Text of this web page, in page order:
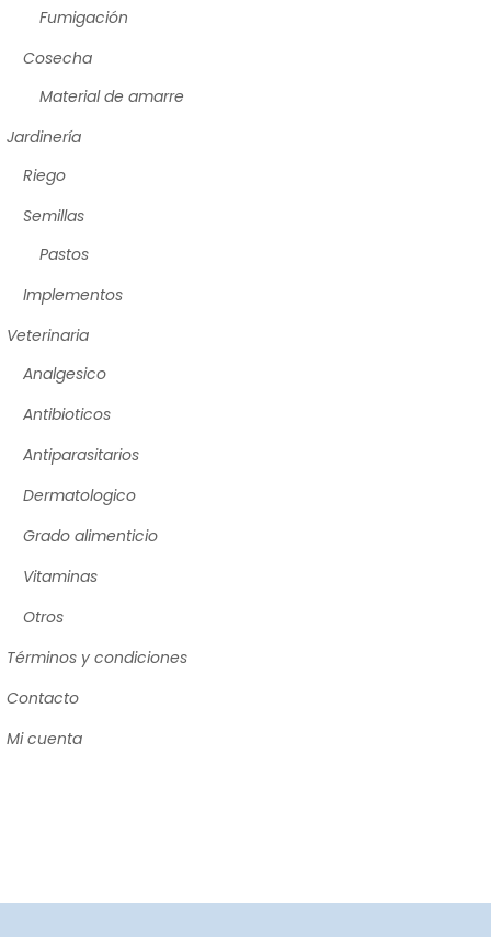
Fumigación
Cosecha
Material de amarre
Jardinería
Riego
Semillas
Pastos
Implementos
Veterinaria
Analgesico
Antibioticos
Antiparasitarios
Dermatologico
Grado alimenticio
Vitaminas
Otros
Términos y condiciones
Contacto
Mi cuenta